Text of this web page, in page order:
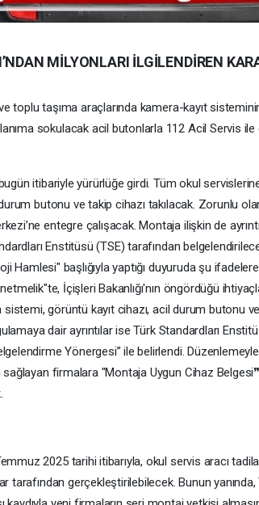
MİLYONLARI İLGİLENDİREN
toplu taşıma araçlarında kamera-kayıt
sokulacak acil butonlarla 112 Acil Servis
itibariyle yürürlüğe girdi. Tüm okul
butonu ve takip cihazı takılacak. Zorunlu
entegre çalışacak. Montaja ilişkin de
Enstitüsü (TSE) tarafından
Hamlesi" başlığıyla yaptığı duyuruda şu
İçişleri Bakanlığı'nın öngördüğü
görüntü kayıt cihazı, acil durum butonu
dair ayrıntılar ise Türk Standardları
Yönergesi” ile belirlendi.
firmalara "Montaja Uygun Cihaz
2025 tarihi itibarıyla, okul servis aracı
gerçekleştirilebilecek. Bunun yanında,